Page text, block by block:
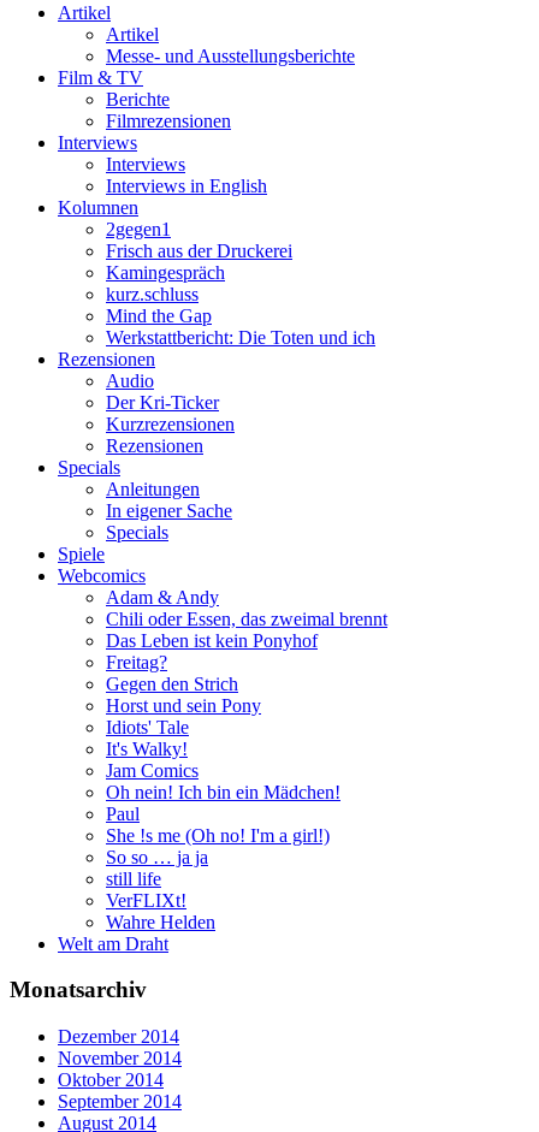
Artikel
Artikel
Messe- und Ausstellungsberichte
Film & TV
Berichte
Filmrezensionen
Interviews
Interviews
Interviews in English
Kolumnen
2gegen1
Frisch aus der Druckerei
Kamingespräch
kurz.schluss
Mind the Gap
Werkstattbericht: Die Toten und ich
Rezensionen
Audio
Der Kri-Ticker
Kurzrezensionen
Rezensionen
Specials
Anleitungen
In eigener Sache
Specials
Spiele
Webcomics
Adam & Andy
Chili oder Essen, das zweimal brennt
Das Leben ist kein Ponyhof
Freitag?
Gegen den Strich
Horst und sein Pony
Idiots' Tale
It's Walky!
Jam Comics
Oh nein! Ich bin ein Mädchen!
Paul
She !s me (Oh no! I'm a girl!)
So so … ja ja
still life
VerFLIXt!
Wahre Helden
Welt am Draht
Monatsarchiv
Dezember 2014
November 2014
Oktober 2014
September 2014
August 2014